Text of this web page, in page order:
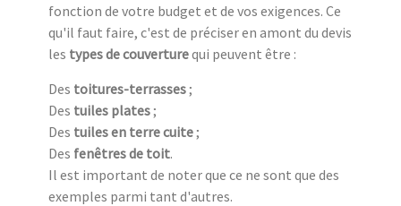
fonction de votre budget et de vos exigences. Ce
qu'il faut faire, c'est de préciser en amont du devis
les types de couverturequi peuvent être :
Des toitures-terrasses;
Des tuiles plates;
Des tuiles en terre cuite;
Des fenêtres de toit.
Il est important de noter que ce ne sont que des
exemples parmi tant d'autres.